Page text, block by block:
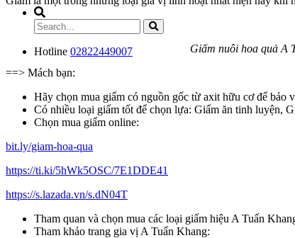
Hotline 02822449007
Giấm nuôi hoa quả A Tuấn
==> Mách bạn:
Hãy chọn mua giấm có nguồn gốc từ axit hữu cơ để bảo
Có nhiều loại giấm tốt để chọn lựa: Giấm ăn tinh luyện,
Chọn mua giấm online:
bit.ly/giam-hoa-qua
https://ti.ki/5hWk5OSC/7E1DDE41
https://s.lazada.vn/s.dN04T
Tham quan và chọn mua các loại giấm hiệu A Tuấn
Tham khảo trang gia vị A Tuấn Khang: